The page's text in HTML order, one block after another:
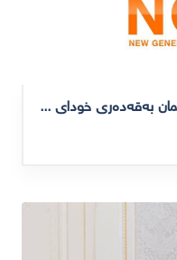
بەوپەری پەژارەوە و لەگەڵ ڕازیبوونمان بەقەدەری خودای گەورە سەرەخۆشیی و پرسەی خۆمان ئاڕاستەی کەسوکاری قوربانییەکانی ئەو سێ یەختە دەکەین کە لەئاوەکانی ڕێگای پەنابەریی گیانیان سپارد.